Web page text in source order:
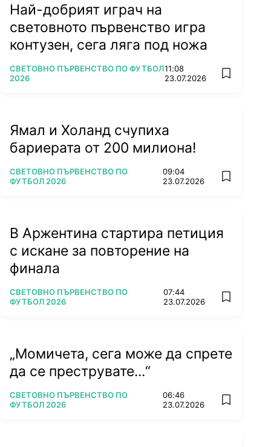
Най-добрият играч на
световното първенство игра
контузен, сега ляга под ножа
ПОВЕЧЕ ОТ
СВЕТОВНО ПЪРВЕНСТВО ПО ФУТБОЛ
2026
11:08
23.07.2026
add
Ямал и Холанд счупиха
бариерата от 200 милиона!
ПОВЕЧЕ ОТ
СВЕТОВНО ПЪРВЕНСТВО ПО
ФУТБОЛ 2026
09:04
23.07.2026
add
В Аржентина стартира петиция
с искане за повторение на
финала
ПОВЕЧЕ ОТ
СВЕТОВНО ПЪРВЕНСТВО ПО
ФУТБОЛ 2026
07:44
23.07.2026
add
„Момичета, сега може да спрете
да се преструвате...“
ПОВЕЧЕ ОТ
СВЕТОВНО ПЪРВЕНСТВО ПО
ФУТБОЛ 2026
06:46
23.07.2026
add